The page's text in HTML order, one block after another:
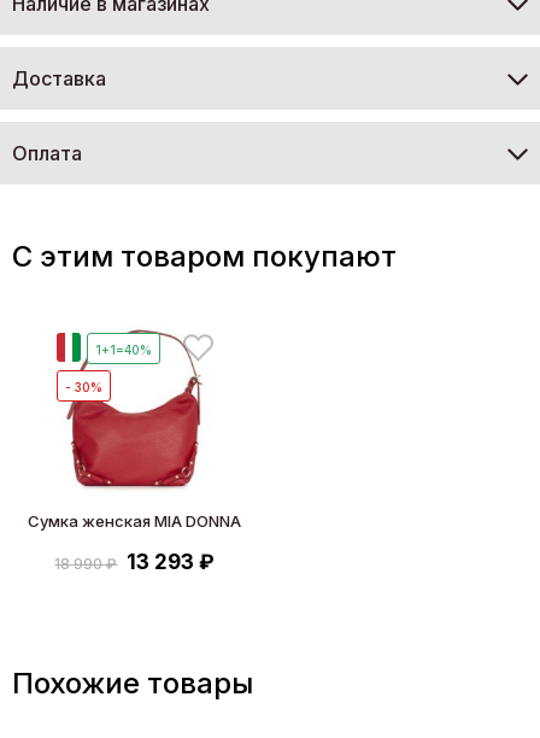
Доставка
Оплата
C этим товаром покупают
1+1=40%
- 30%
Сумка женская MIA DONNA
18 990 ₽ 13 293 ₽
Похожие товары